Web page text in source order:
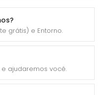
grátis) e Entorno.
ajudaremos você.